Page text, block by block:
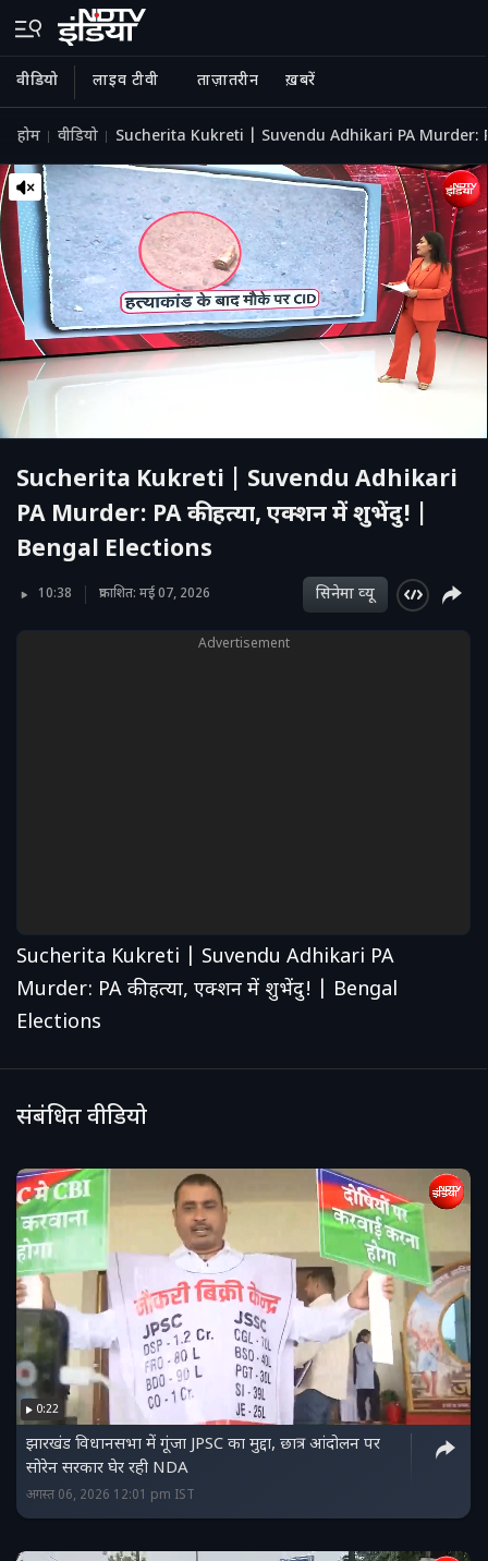
वीडियो लाइव टीवी ताज़ातरीन ख़बरें
होम वीडियो Sucherita Kukreti | Suvendu Adhikari PA Murder:
Sucherita Kukreti | Suvendu Adhikari
PA Murder: PA की हत्या, एक्शन में शुभेंदु! |
Bengal Elections
10:38 प्रकाशित: मई 07, 2026 सिनेमा व्‍यू
Advertisement
Sucherita Kukreti | Suvendu Adhikari PA
Murder: PA की हत्या, एक्शन में शुभेंदु! | Bengal
Elections
संबंधित वीडियो
0:22
झारखंड विधानसभा में गूंजा JPSC का मुद्दा, छात्र आंदोलन पर
सोरेन सरकार घेर रही NDA
अगस्त 06, 2026 12:01 pm IST